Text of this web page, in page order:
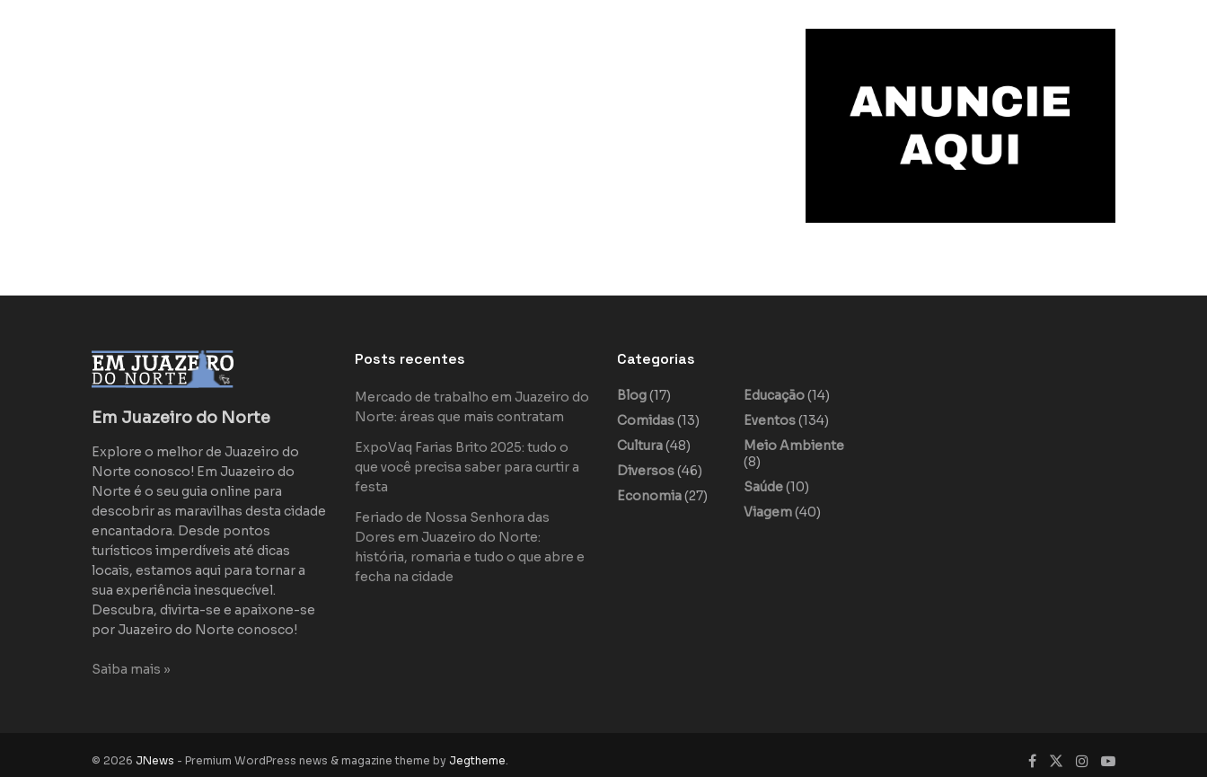
Em Juazeiro do Norte
Explore o melhor de Juazeiro do
Norte conosco! Em Juazeiro do
Norte é o seu guia online para
descobrir as maravilhas desta cidade
encantadora. Desde pontos
turísticos imperdíveis até dicas
locais, estamos aqui para tornar a
sua experiência inesquecível.
Descubra, divirta-se e apaixone-se
por Juazeiro do Norte conosco!
Saiba mais »
Posts recentes
Mercado de trabalho em Juazeiro do
Norte: áreas que mais contratam
ExpoVaq Farias Brito 2025: tudo o
que você precisa saber para curtir a
festa
Feriado de Nossa Senhora das
Dores em Juazeiro do Norte:
história, romaria e tudo o que abre e
fecha na cidade
Categorias
Blog(17)
Comidas(13)
Cultura(48)
Diversos(46)
Economia(27)
Educação(14)
Eventos(134)
Meio Ambiente
(8)
Saúde(10)
Viagem(40)
© 2026 JNews - Premium WordPress news & magazine theme by Jegtheme